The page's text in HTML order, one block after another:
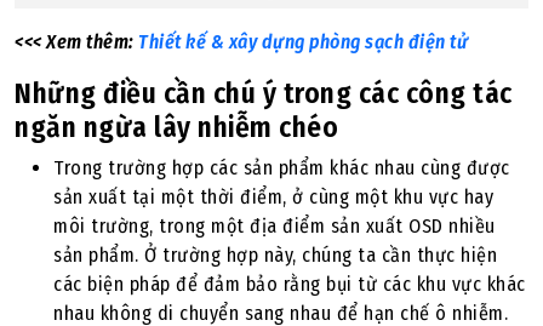
<<< Xem thêm: Thiết kế & xây dựng phòng sạch điện tử
Những điều cần chú ý trong các công tác
ngăn ngừa lây nhiễm chéo
Trong trường hợp các sản phẩm khác nhau cùng được
sản xuất tại một thời điểm, ở cùng một khu vực hay
môi trường, trong một địa điểm sản xuất OSD nhiều
sản phẩm. Ở trường hợp này, chúng ta cần thực hiện
các biện pháp để đảm bảo rằng bụi từ các khu vực khác
nhau không di chuyển sang nhau để hạn chế ô nhiễm.